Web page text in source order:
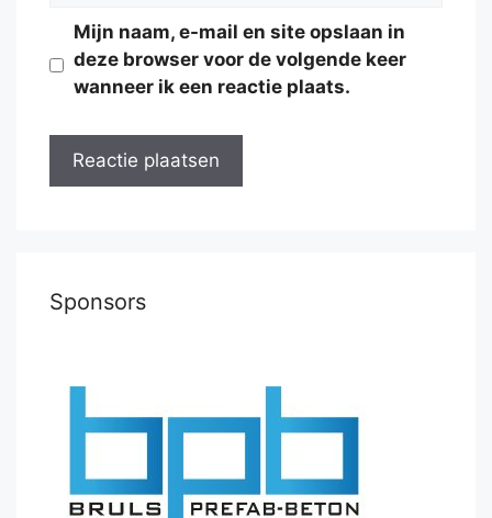
Mijn naam, e-mail en site opslaan in
deze browser voor de volgende keer
wanneer ik een reactie plaats.
Sponsors